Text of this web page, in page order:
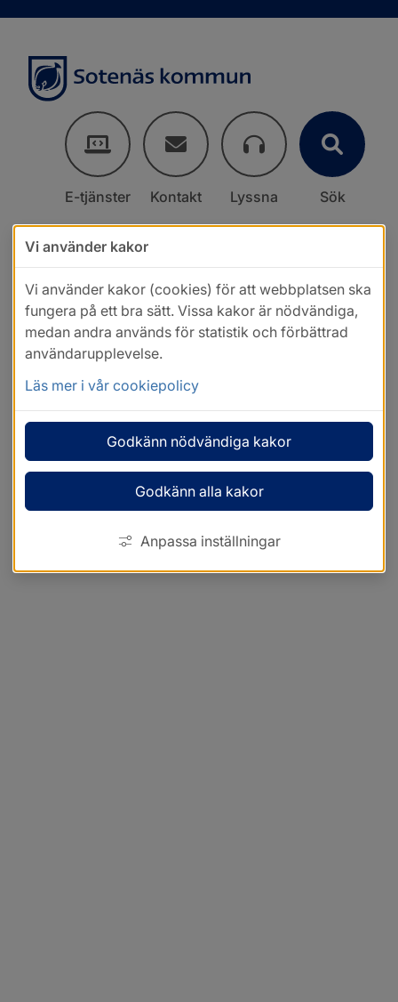
E-tjänster Kontakt Lyssna Sök
Vi använder kakor
Vi använder kakor (cookies) för att webbplatsen ska
fungera på ett bra sätt. Vissa kakor är nödvändiga,
medan andra används för statistik och förbättrad
användarupplevelse.
Läs mer i vår cookiepolicy
Godkänn nödvändiga kakor
Godkänn alla kakor
Anpassa inställningar